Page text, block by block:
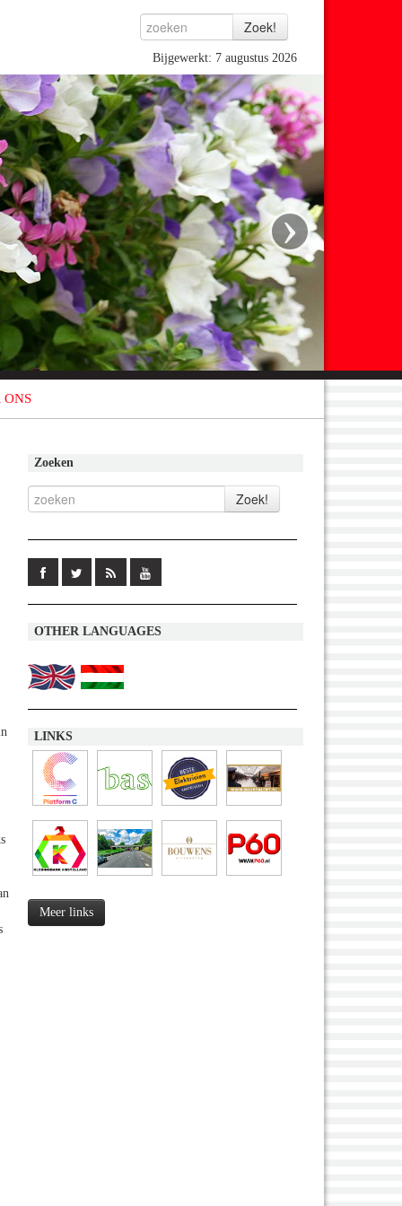
Bijgewerkt: 7 augustus 2026
›
ONS
Zoeken
OTHER LANGUAGES
LINKS
Meer links